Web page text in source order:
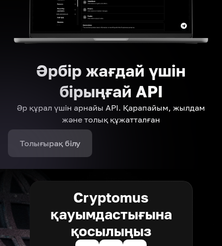
Әрбір жағдай үшін
бірыңғай API
Әр құрал үшін арнайы API. Қарапайым, жылдам
және толық құжатталған
Толығырақ білу
Cryptomus
қауымдастығына
қосылыңыз